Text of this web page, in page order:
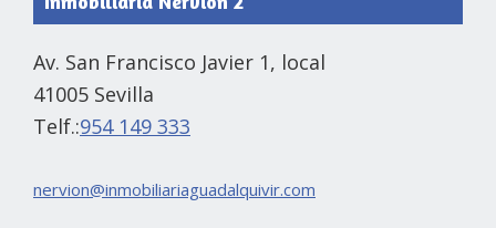
Av. San Francisco Javier 1, local
41005 Sevilla
Telf.:954 149 333
nervion@inmobiliariaguadalquivir.com